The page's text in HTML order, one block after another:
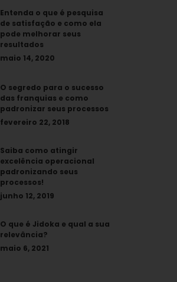
Entenda o que é pesquisa
de satisfação e como ela
pode melhorar seus
resultados
maio 14, 2020
O segredo para o sucesso
das franquias e como
padronizar seus processos
fevereiro 22, 2018
Saiba como atingir
excelência operacional
padronizando seus
processos!
junho 12, 2019
O que é Jidoka e qual a sua
relevância?
maio 6, 2021